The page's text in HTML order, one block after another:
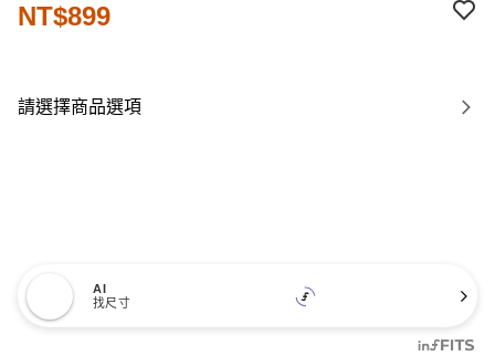
NT$899
請選擇商品選項
AI
找尺寸